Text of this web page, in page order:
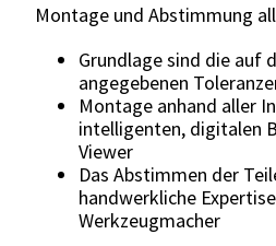
Montage und Abstimmung
Grundlage sind die auf
angegebenen
Montage anhand aller
intelligenten, digitalen
Viewer
Das Abstimmen der
handwerkliche
Werkzeugmacher